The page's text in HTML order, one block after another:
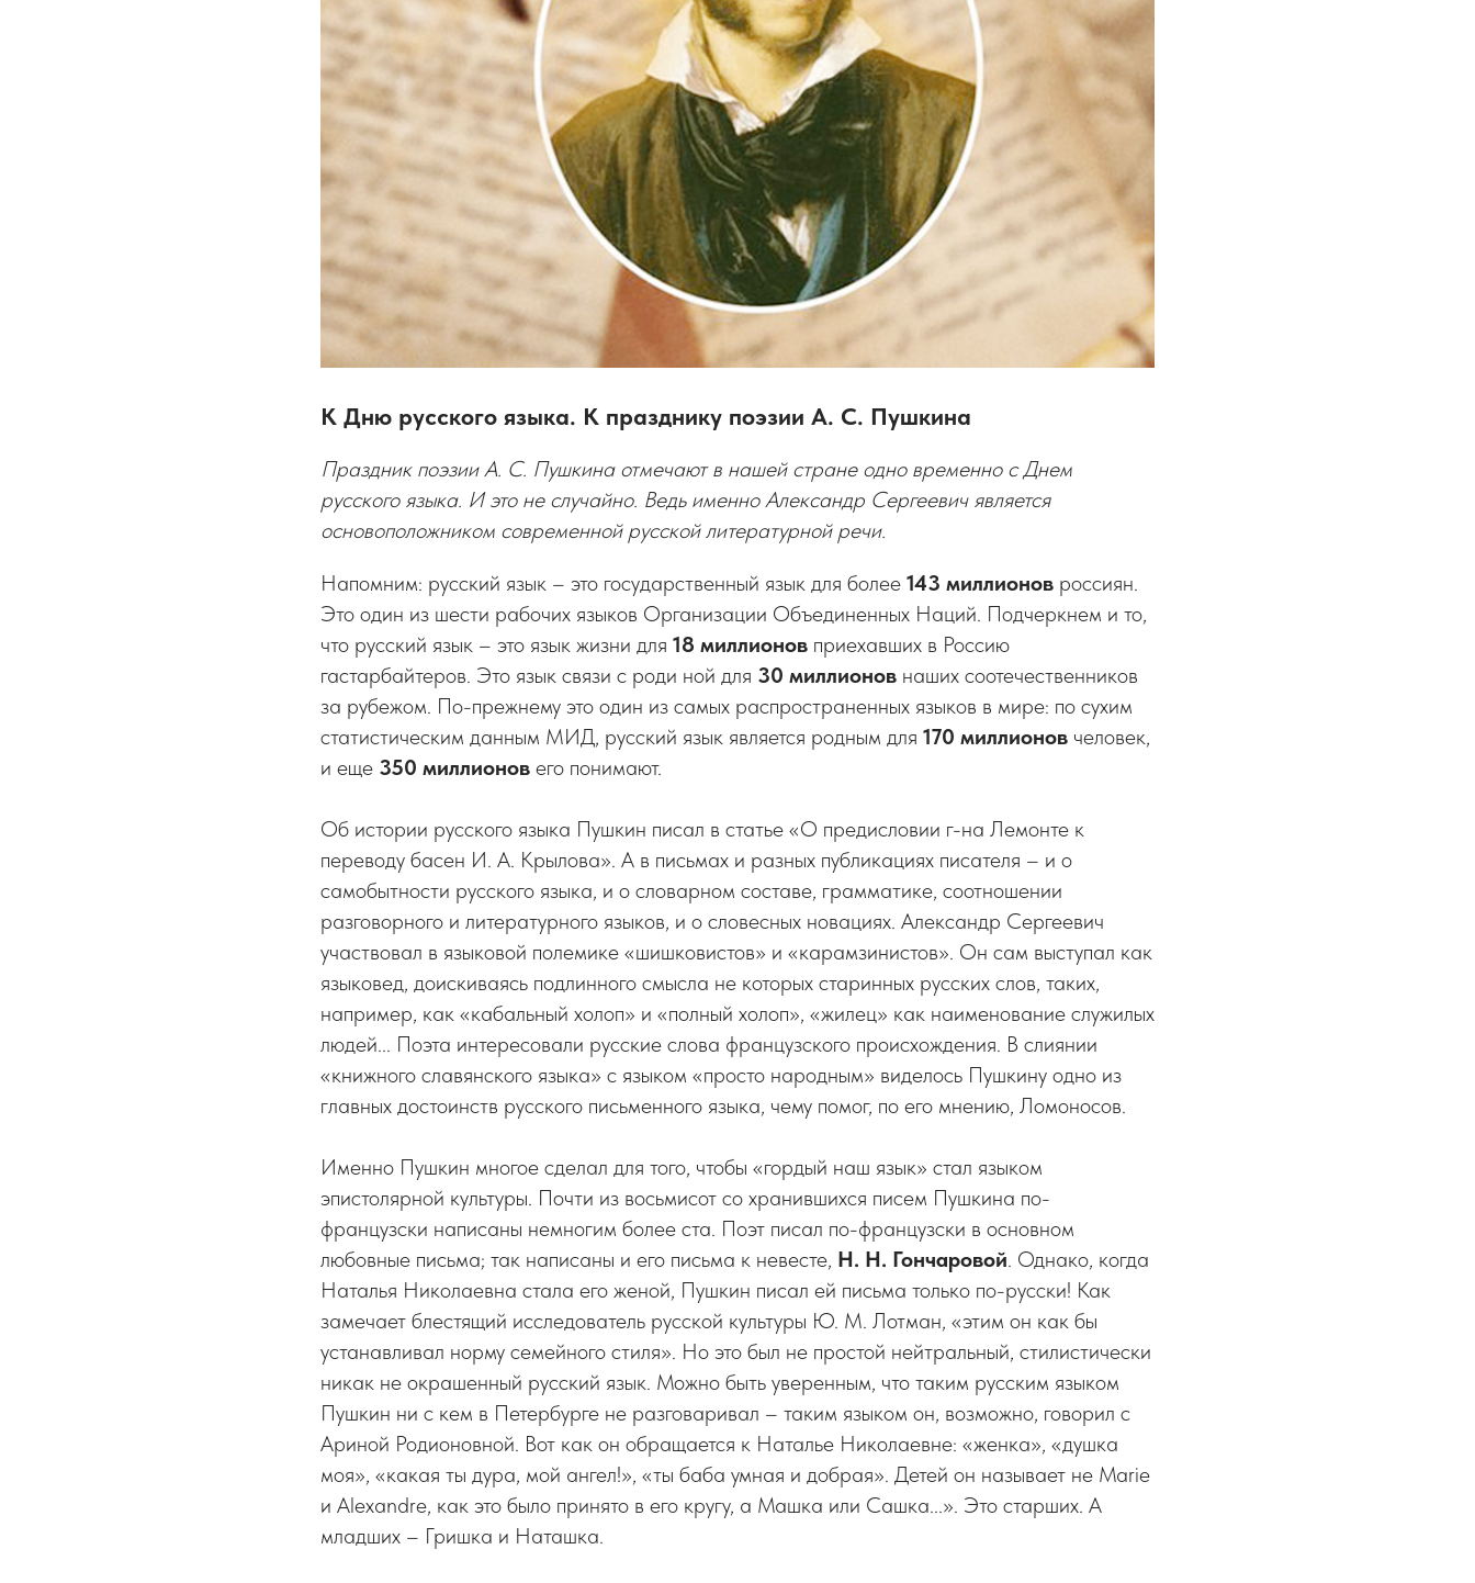
К Дню русского языка. К празднику поэзии А. С. Пушкина
Праздник поэзии А. С. Пушкина отмечают в нашей стране одно временно с Днем
русского языка. И это не случайно. Ведь именно Александр Сергеевич является
основоположником современной русской литературной речи.
Напомним: русский язык – это государственный язык для более 143 миллионов россиян.
Это один из шести рабочих языков Организации Объединенных Наций. Подчеркнем и то,
что русский язык – это язык жизни для 18 миллионов приехавших в Россию
гастарбайтеров. Это язык связи с роди ной для 30 миллионов наших соотечественников
за рубежом. По-прежнему это один из самых распространенных языков в мире: по сухим
статистическим данным МИД, русский язык является родным для 170 миллионов человек,
и еще 350 миллионов его понимают.
Об истории русского языка Пушкин писал в статье «О предисловии г-на Лемонте к
переводу басен И. А. Крылова». А в письмах и разных публикациях писателя – и о
самобытности русского языка, и о словарном составе, грамматике, соотношении
разговорного и литературного языков, и о словесных новациях. Александр Сергеевич
участвовал в языковой полемике «шишковистов» и «карамзинистов». Он сам выступал как
языковед, доискиваясь подлинного смысла не которых старинных русских слов, таких,
например, как «кабальный холоп» и «полный холоп», «жилец» как наименование служилых
людей... Поэта интересовали русские слова французского происхождения. В слиянии
«книжного славянского языка» с языком «просто народным» виделось Пушкину одно из
главных достоинств русского письменного языка, чему помог, по его мнению, Ломоносов.
Именно Пушкин многое сделал для того, чтобы «гордый наш язык» стал языком
эпистолярной культуры. Почти из восьмисот со хранившихся писем Пушкина по-
французски написаны немногим более ста. Поэт писал по-французски в основном
любовные письма; так написаны и его письма к невесте, Н. Н. Гончаровой. Однако, когда
Наталья Николаевна стала его женой, Пушкин писал ей письма только по-русски! Как
замечает блестящий исследователь русской культуры Ю. М. Лотман, «этим он как бы
устанавливал норму семейного стиля». Но это был не простой нейтральный, стилистически
никак не окрашенный русский язык. Можно быть уверенным, что таким русским языком
Пушкин ни с кем в Петербурге не разговаривал – таким языком он, возможно, говорил с
Ариной Родионовной. Вот как он обращается к Наталье Николаевне: «женка», «душка
моя», «какая ты дура, мой ангел!», «ты баба умная и добрая». Детей он называет не Marie
и Alexandre, как это было принято в его кругу, а Машка или Сашка...». Это старших. А
младших – Гришка и Наташка.